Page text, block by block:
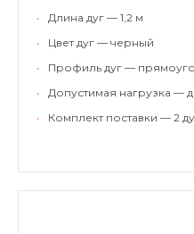
•
Длина дуг — 1,2 м
•
Цвет дуг — черный
•
Профиль дуг —
•
Допустимая нагрузка —
•
Комплект поставки — 2